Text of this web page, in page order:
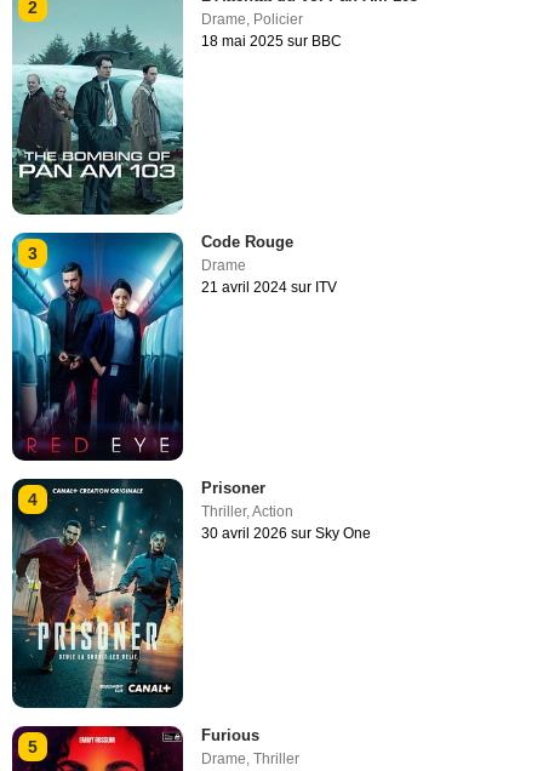
2
Drame Policier
18 mai 2025 sur BBC
3
Code Rouge
Drame
21 avril 2024 sur ITV
4
Prisoner
Thriller,Action
30 avril 2026 sur Sky One
5
Furious
Drame ,Thriller